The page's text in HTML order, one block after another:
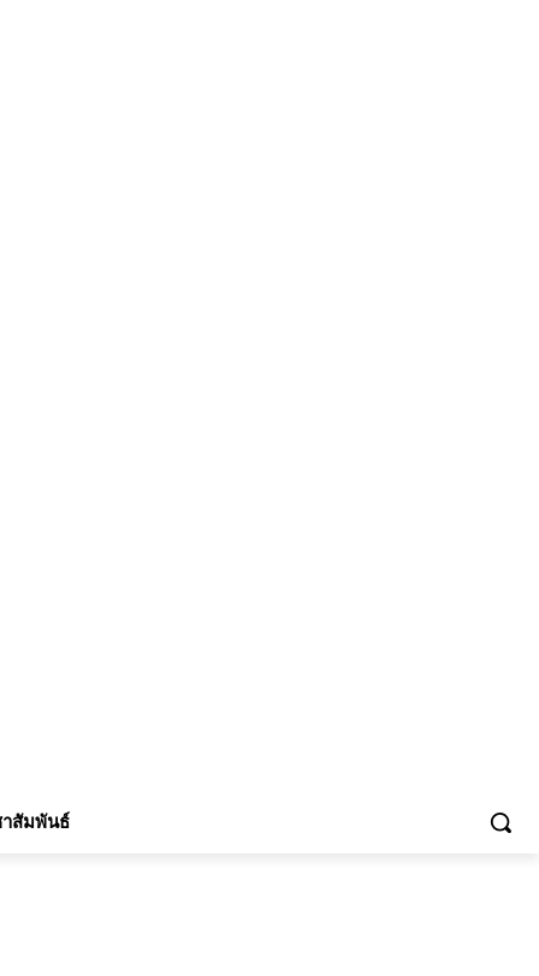
สัมพันธ์